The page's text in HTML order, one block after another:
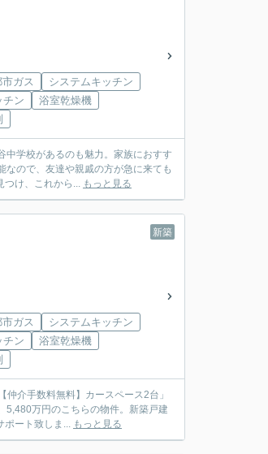
市ガス
システムキッチン
チン
浴室乾燥機
中学校があるのも魅力。家族におすす
ので、友達や親戚の方が急に来ても
つけ、これから... もっと見る
新築
市ガス
システムキッチン
チン
浴室乾燥機
介手数料無料】カースペース2台」
5,480万円のこちらの物件。新築戸建
ポート致しま... もっと見る